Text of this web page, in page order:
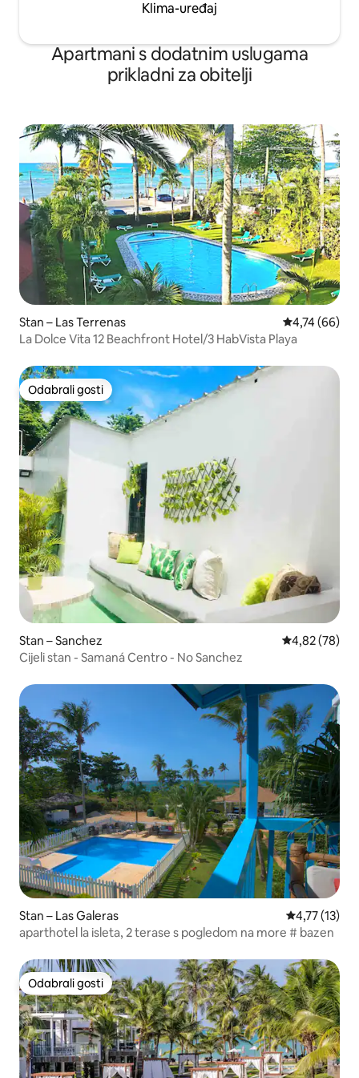
Klima-uređaj
Apartmani s dodatnim uslugama
prikladni za obitelji
Stan – Las Terrenas Prosječna
4,74 (66)
La Dolce Vita 12 Beachfront Hotel/3 HabVista Playa
Odabrali gosti
Odabrali gosti
Stan – Sanchez Prosječna
4,82 (78)
Cijeli stan - Samaná Centro - No Sanchez
Stan – Las Galeras Prosječna
4,77 (13)
aparthotel la isleta, 2 terase s pogledom na more # bazen
Odabrali gosti
Odabrali gosti